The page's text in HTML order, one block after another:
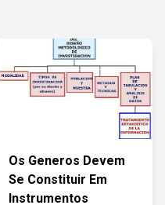
Os Generos Devem
Se Constituir Em
Instrumentos